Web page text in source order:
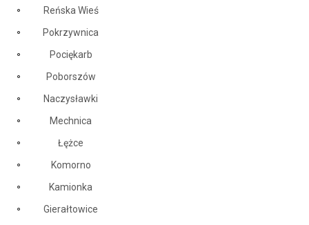
Reńska Wieś
Pokrzywnica
Pociękarb
Poborszów
Naczysławki
Mechnica
Łężce
Komorno
Kamionka
Gierałtowice